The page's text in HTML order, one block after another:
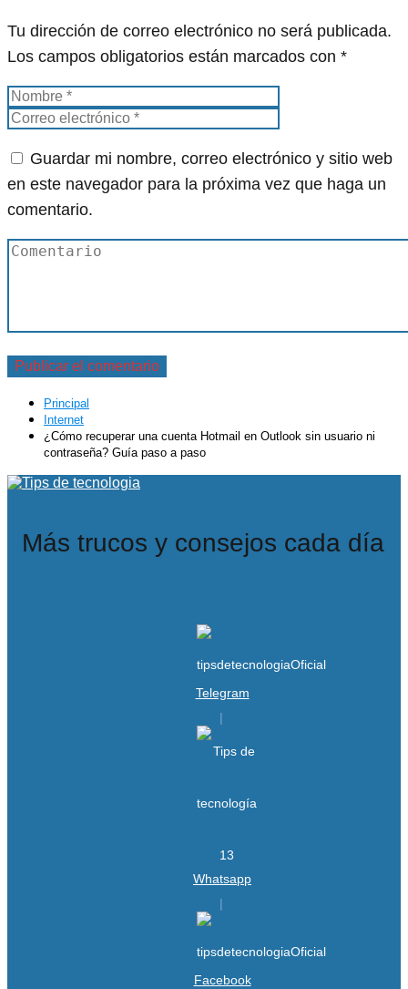
Tu dirección de correo electrónico no será publicada.
Los campos obligatorios están marcados con *
Guardar mi nombre, correo electrónico y sitio web
en este navegador para la próxima vez que haga un
comentario.
Principal
Internet
¿Cómo recuperar una cuenta Hotmail en Outlook sin usuario ni
contraseña? Guía paso a paso
Más trucos y consejos cada día
Telegram
Whatsapp
Facebook